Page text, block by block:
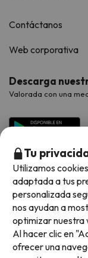
Contáctanos
Web corporativa
Descarga
Valorada con una
Métodos de pago
Tu
Utilizamos
adaptada a tus
personalizada
nos ayudan a
optimizar nuestra
Al hacer clic en
ofrecer una